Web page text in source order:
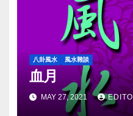
八卦風水 風水雜談
血月
MAY 27, 2021